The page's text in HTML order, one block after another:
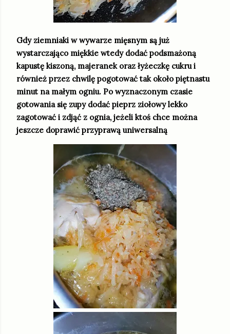
Gdy ziemniaki w wywarze mięsnym są już
wystarczająco miękkie wtedy dodać podsmażoną
kapustę kiszoną, majeranek oraz łyżeczkę cukru i
również przez chwilę pogotować tak około piętnastu
minut na małym ogniu. Po wyznaczonym czasie
gotowania się zupy dodać pieprz ziołowy lekko
zagotować i zdjąć z ognia, jeżeli ktoś chce można
jeszcze doprawić przyprawą uniwersalną